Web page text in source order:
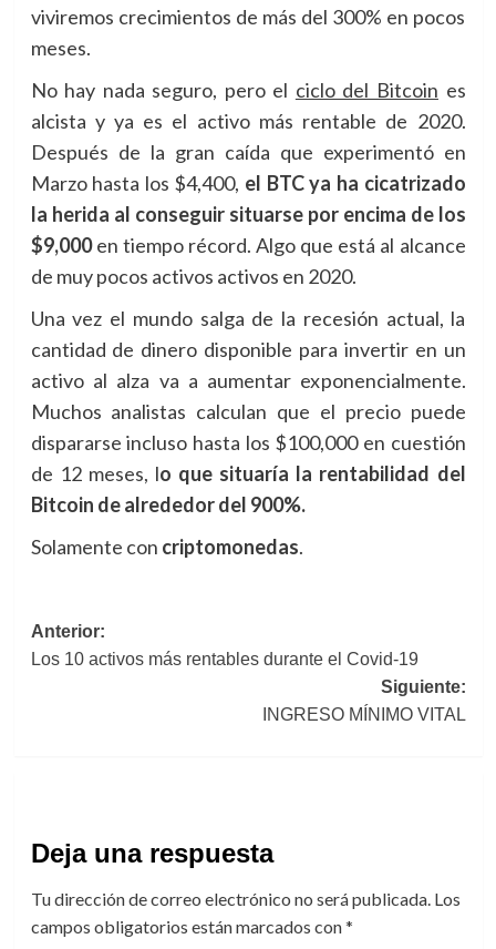
viviremos crecimientos de más del 300% en pocos
meses.
No hay nada seguro, pero el ciclo del Bitcoin es
alcista y ya es el activo más rentable de 2020.
Después de la gran caída que experimentó en
Marzo hasta los $4,400, el BTC ya ha cicatrizado
la herida al conseguir situarse por encima de los
$9,000en tiempo récord. Algo que está al alcance
de muy pocos activos activos en 2020.
Una vez el mundo salga de la recesión actual, la
cantidad de dinero disponible para invertir en un
activo al alza va a aumentar exponencialmente.
Muchos analistas calculan que el precio puede
dispararse incluso hasta los $100,000 en cuestión
de 12 meses, lo que situaría la rentabilidad del
Bitcoin de alrededor del 900%.
Solamente con criptomonedas.
Navegación
de
Anterior:
Los 10 activos más rentables durante el Covid-19
Siguiente:
INGRESO MÍNIMO VITAL
Deja una respuesta
Tu dirección de correo electrónico no será publicada. Los
campos obligatorios están marcados con*